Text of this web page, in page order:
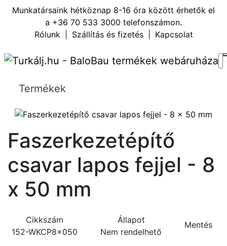
Munkatársaink hétköznap 8-16 óra között érhetők el
a +36 70 533 3000 telefonszámon.
Rólunk
Szállítás és fizetés Kapcsolat
Termékek
Faszerkezetépítő
csavar lapos fejjel - 8
x 50 mm
Cikkszám
152-WKCP8x050
Állapot
Nem rendelhető
Mentés